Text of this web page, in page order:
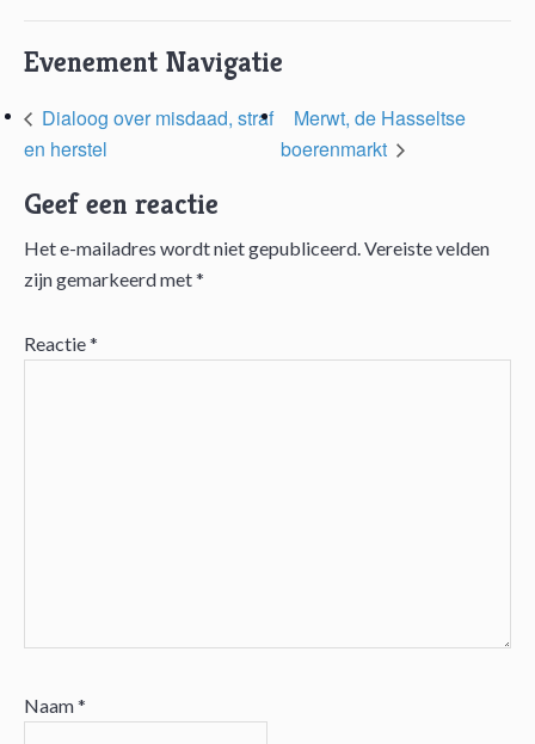
Evenement Navigatie
Dialoog over misdaad, straf
en herstel
Merwt, de Hasseltse
boerenmarkt
Lees
Geef een reactie
Het e-mailadres wordt niet gepubliceerd. Vereiste velden
zijn gemarkeerd met*
Reactie*
Naam*